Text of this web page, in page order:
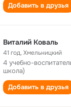
Добавить в друзья
Виталий Коваль
41 год,Хмельницкий
4 учебно-
школа)
Добавить в друзья